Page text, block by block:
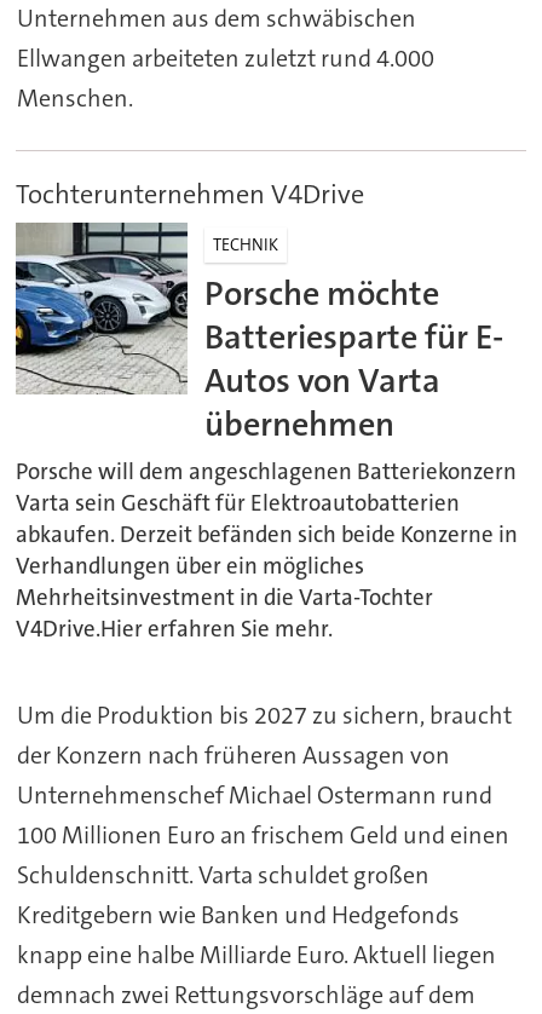
Unternehmen aus dem schwäbischen
Ellwangen arbeiteten zuletzt rund 4.000
Menschen.
Tochterunternehmen V4Drive
TECHNIK
Porsche möchte
Batteriesparte für E-
Autos von Varta
übernehmen
Porsche will dem angeschlagenen Batteriekonzern
Varta sein Geschäft für Elektroautobatterien
abkaufen. Derzeit befänden sich beide Konzerne in
Verhandlungen über ein mögliches
Mehrheitsinvestment in die Varta-Tochter
V4Drive.Hier erfahren Sie mehr.
Um die Produktion bis 2027 zu sichern, braucht
der Konzern nach früheren Aussagen von
Unternehmenschef Michael Ostermann rund
100 Millionen Euro an frischem Geld und einen
Schuldenschnitt.Varta schuldet großen
Kreditgebern wie Banken und Hedgefonds
knapp eine halbe Milliarde Euro. Aktuell liegen
demnach zwei Rettungsvorschläge auf dem